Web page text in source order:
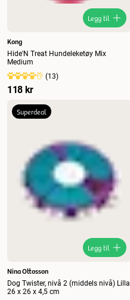
Legg til
Kong
Hide'N Treat Hundeleketøy Mix
Medium
(13)
118 kr
Superdeal
Legg til
Nina Ottosson
Dog Twister, nivå 2 (middels nivå) Lilla
26 x 26 x 4,5 cm